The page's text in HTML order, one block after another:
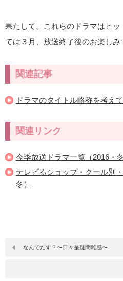
果たして。これらのドラマはヒ
ては３月、放送終了後のお楽しみ
関連記事
ドラマのタイトル略称を考え
関連リンク
今季放送ドラマ一覧（2016・
テレビるショップ・クール別
冬）
なんでだす？〜日々是疑問雑感〜